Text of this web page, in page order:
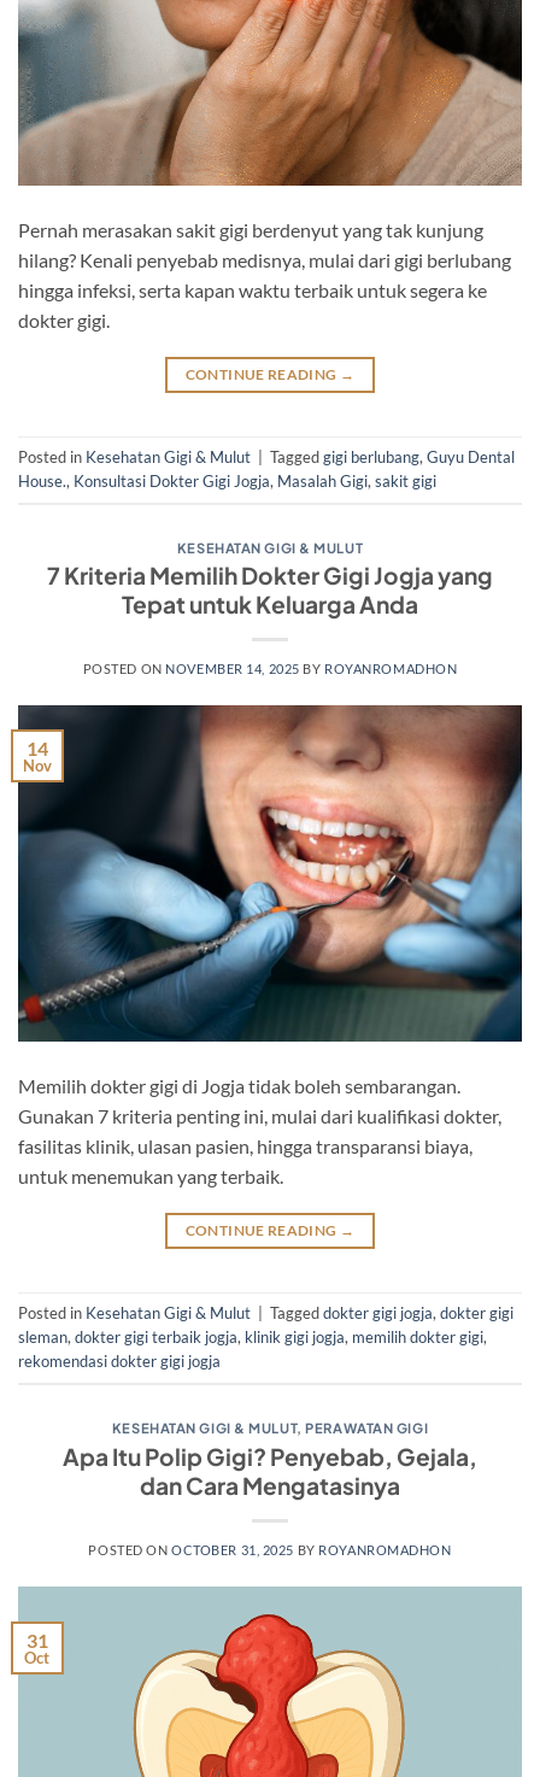
Pernah merasakan sakit gigi berdenyut yang tak kunjung
hilang? Kenali penyebab medisnya, mulai dari gigi berlubang
hingga infeksi, serta kapan waktu terbaik untuk segera ke
dokter gigi.
CONTINUE READING →
Posted in Kesehatan Gigi & Mulut Taggedgigi berlubang, Guyu Dental
House., Konsultasi Dokter Gigi Jogja, Masalah Gigi, sakit gigi
KESEHATAN GIGI & MULUT
7 Kriteria Memilih Dokter Gigi Jogja yang
Tepat untuk Keluarga Anda
POSTED ON NOVEMBER 14, 2025 BY ROYANROMADHON
14
Nov
Memilih dokter gigi di Jogja tidak boleh sembarangan.
Gunakan 7 kriteria penting ini, mulai dari kualifikasi dokter,
fasilitas klinik, ulasan pasien, hingga transparansi biaya,
untuk menemukan yang terbaik.
CONTINUE READING →
Posted in Kesehatan Gigi & Mulut Taggeddokter gigi jogja,dokter gigi
sleman,dokter gigi terbaik jogja, klinik gigi jogja, memilih dokter gigi,
rekomendasi dokter gigi jogja
KESEHATAN GIGI & MULUT,PERAWATAN GIGI
Apa Itu Polip Gigi? Penyebab, Gejala,
dan Cara Mengatasinya
POSTED ONOCTOBER 31, 2025 BY ROYANROMADHON
31
Oct